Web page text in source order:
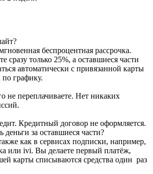
беспроцентная рассрочка.
сразу только 25%, а оставшиеся части
автоматически с привязанной карты
по графику.
не переплачиваете. Нет никаких
Кредитный договор не оформляется.
деньги за оставшиеся части?
как в сервисах подписки, например,
или ivi. Вы делаете первый платёж,
карты списываются средства один раз